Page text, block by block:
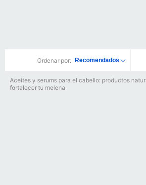
Ordenar por: Recomendados
Aceites y serums para el cabello: productos
fortalecer tu melena